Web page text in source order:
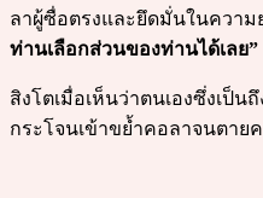
ลาผู้ซื่อตรงและยึดมั่นในความ
ท่านเลือกส่วนของท่านได้เลย”
สิงโตเมื่อเห็นว่าตนเองซึ่งเป็
กระโจนเข้าขย้ำคอลาจนตาย